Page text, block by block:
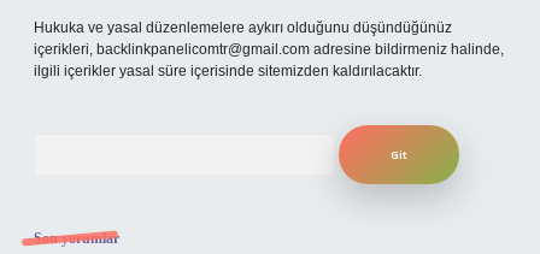
Hukuka ve yasal düzenlemelere aykırı olduğunu düşündüğünüz
içerikleri, backlinkpanelicomtr@gmail.com adresine bildirmeniz halinde,
ilgili içerikler yasal süre içerisinde sitemizden kaldırılacaktır.
Son yorumlar